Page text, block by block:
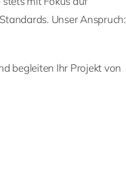
Unser Anspruch:
begleiten Ihr Projekt von